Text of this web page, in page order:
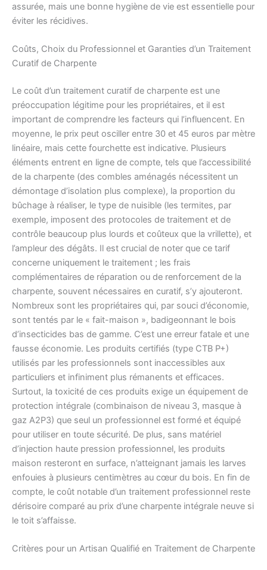
assurée, mais une bonne hygiène de vie est essentielle pour
éviter les récidives.
Coûts, Choix du Professionnel et Garanties d’un Traitement
Curatif de Charpente
Le coût d’un traitement curatif de charpente est une
préoccupation légitime pour les propriétaires, et il est
important de comprendre les facteurs qui l’influencent. En
moyenne, le prix peut osciller entre 30 et 45 euros par mètre
linéaire, mais cette fourchette est indicative. Plusieurs
éléments entrent en ligne de compte, tels que l’accessibilité
de la charpente (des combles aménagés nécessitent un
démontage d’isolation plus complexe), la proportion du
bûchage à réaliser, le type de nuisible (les termites, par
exemple, imposent des protocoles de traitement et de
contrôle beaucoup plus lourds et coûteux que la vrillette), et
l’ampleur des dégâts. Il est crucial de noter que ce tarif
concerne uniquement le traitement ; les frais
complémentaires de réparation ou de renforcement de la
charpente, souvent nécessaires en curatif, s’y ajouteront.
Nombreux sont les propriétaires qui, par souci d’économie,
sont tentés par le « fait-maison », badigeonnant le bois
d’insecticides bas de gamme. C’est une erreur fatale et une
fausse économie. Les produits certifiés (type CTB P+)
utilisés par les professionnels sont inaccessibles aux
particuliers et infiniment plus rémanents et efficaces.
Surtout, la toxicité de ces produits exige un équipement de
protection intégrale (combinaison de niveau 3, masque à
gaz A2P3) que seul un professionnel est formé et équipé
pour utiliser en toute sécurité. De plus, sans matériel
d’injection haute pression professionnel, les produits
maison resteront en surface, n’atteignant jamais les larves
enfouies à plusieurs centimètres au cœur du bois. En fin de
compte, le coût notable d’un traitement professionnel reste
dérisoire comparé au prix d’une charpente intégrale neuve si
le toit s’affaisse.
Critères pour un Artisan Qualifié en Traitement de Charpente